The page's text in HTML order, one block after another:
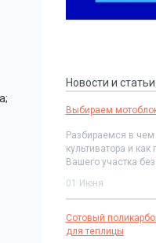
Новости и статьи
Выбираем
Разбираемся в чем
культиватора и как
Вашего участка
01 Июня
Сотовый
для теплицы